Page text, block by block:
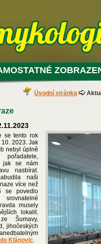
Úvodní stránka
se tento rok
10. 2023. Jak
nebyl úplně
jak se nám
nasbírat.
naši
více než
se povedlo
musely
lokalit.
Šumavy,
jihočeských
Klánovic.